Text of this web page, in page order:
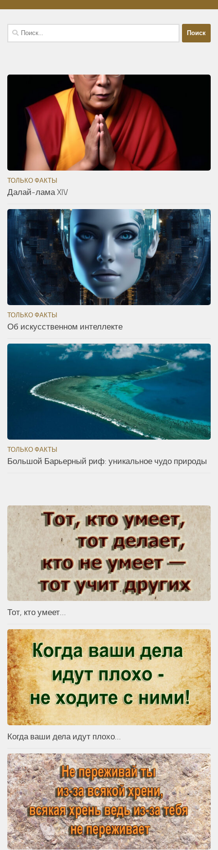
Найти:
ТОЛЬКО ФАКТЫ
Далай-лама XIV
ТОЛЬКО ФАКТЫ
Об искусственном интеллекте
ТОЛЬКО ФАКТЫ
Большой Барьерный риф: уникальное чудо природы
Тот, кто умеет…
Когда ваши дела идут плохо…